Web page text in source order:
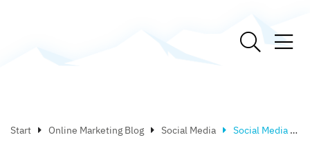
Start Online Marketing Blog Social Media Social Media Auslese Januar 2020